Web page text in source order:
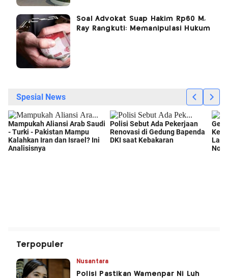
Soal Advokat Suap Hakim Rp60 M,
Ray Rangkuti: Memanipulasi Hukum
Terpopuler
Nusantara
Polisi Pastikan Wamenpar Ni Luh